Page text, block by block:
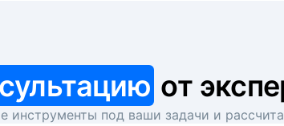
от
под ваши задачи и